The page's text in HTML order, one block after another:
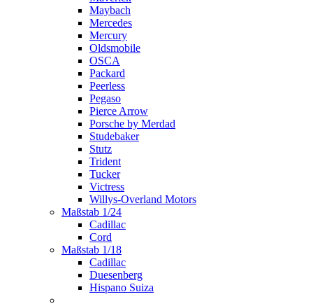
Maybach
Mercedes
Mercury
Oldsmobile
OSCA
Packard
Peerless
Pegaso
Pierce Arrow
Porsche by Merdad
Studebaker
Stutz
Trident
Tucker
Victress
Willys-Overland Motors
Maßstab 1/24
Cadillac
Cord
Maßstab 1/18
Cadillac
Duesenberg
Hispano Suiza